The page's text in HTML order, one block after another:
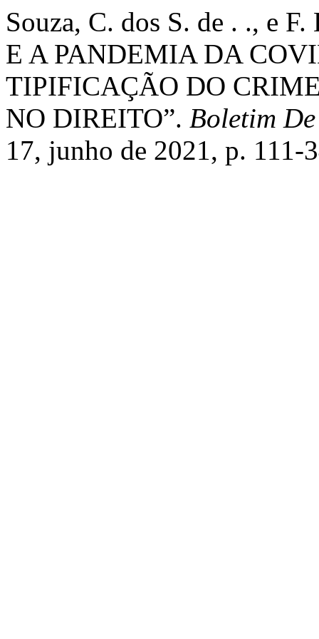
Souza, C. dos S. de . ., e
E A PANDEMIA DA
TIPIFICAÇÃO DO
NO DIREITO”. Boletim
17, junho de 2021, p. 111-